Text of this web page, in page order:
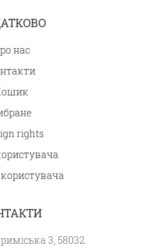
нас
rights
3, 58032.